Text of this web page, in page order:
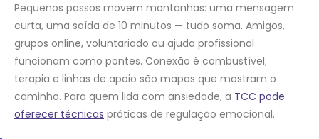
Pequenos passos movem montanhas: uma mensagem
curta, uma saída de 10 minutos — tudo soma. Amigos,
grupos online, voluntariado ou ajuda profissional
funcionam como pontes. Conexão é combustível;
terapia e linhas de apoio são mapas que mostram o
caminho. Para quem lida com ansiedade, a TCC pode
oferecer técnicas práticas de regulação emocional.